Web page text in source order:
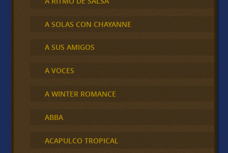
A SOLAS CON CHAYANNE
A SUS AMIGOS
A VOCES
A WINTER ROMANCE
ABBA
ACAPULCO TROPICAL